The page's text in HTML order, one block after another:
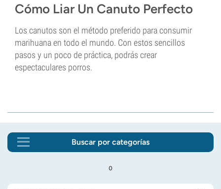
Cómo Liar Un Canuto Perfecto
Los canutos son el método preferido para consumir
marihuana en todo el mundo. Con estos sencillos
pasos y un poco de práctica, podrás crear
espectaculares porros.
Buscar por categorías
o